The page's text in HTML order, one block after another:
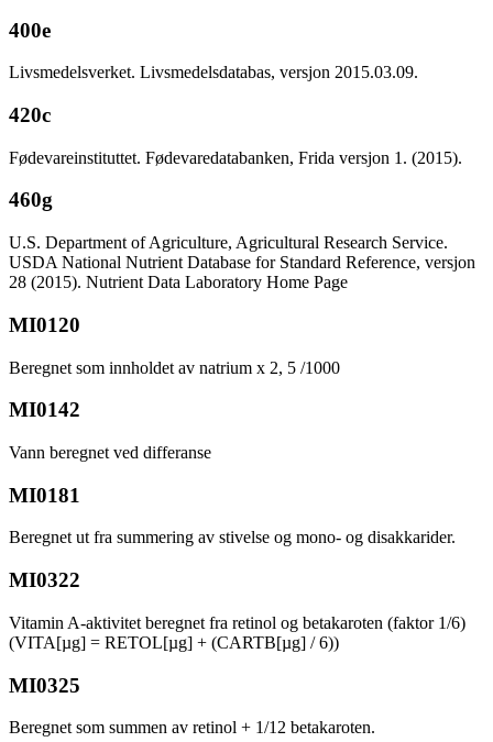
400e
Livsmedelsverket. Livsmedelsdatabas, versjon 2015.03.09.
420c
Fødevareinstituttet. Fødevaredatabanken, Frida versjon 1. (2015).
460g
U.S. Department of Agriculture, Agricultural Research Service.
USDA National Nutrient Database for Standard Reference, versjon
28 (2015). Nutrient Data Laboratory Home Page
MI0120
Beregnet som innholdet av natrium x 2, 5 /1000
MI0142
Vann beregnet ved differanse
MI0181
Beregnet ut fra summering av stivelse og mono- og disakkarider.
MI0322
Vitamin A-aktivitet beregnet fra retinol og betakaroten (faktor 1/6)
(VITA[µg] = RETOL[µg] + (CARTB[µg] / 6))
MI0325
Beregnet som summen av retinol + 1/12 betakaroten.